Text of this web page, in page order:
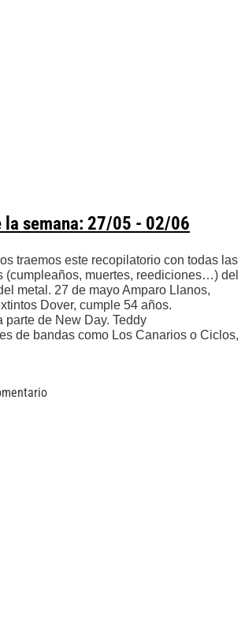
la semana: 27/05 - 02/06
traemos este recopilatorio con todas las
(cumpleaños, muertes, reediciones…) del
metal. 27 de mayo Amparo Llanos,
Dover, cumple 54 años.
parte de New Day. Teddy
de bandas como Los Canarios o Ciclos,